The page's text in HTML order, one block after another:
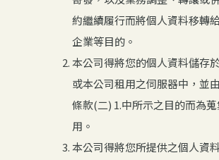
約繼續履行而將個人資料移轉
企業等目的。
本公司得將您的個人資料儲存
或本公司租用之伺服器中，並
條款(二) 1.中所示之目的而為
用。
本公司得將您所提供之個人資